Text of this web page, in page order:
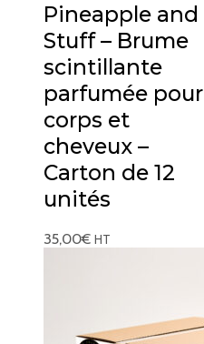
Pineapple and
Stuff – Brume
scintillante
parfumée pour
corps et
cheveux –
Carton de 12
unités
35,00€ HT